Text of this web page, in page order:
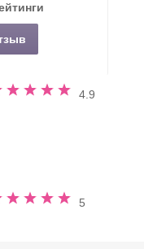
4.9
5